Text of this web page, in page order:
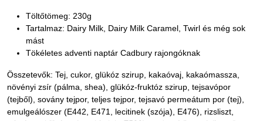
Töltőtömeg: 230g
Tartalmaz: Dairy Milk, Dairy Milk Caramel, Twirl és még sok
mást
Tökéletes adventi naptár Cadbury rajongóknak
Összetevők: Tej, cukor, glükóz szirup, kakaóvaj, kakaómassza,
növényi zsír (pálma, shea), glükóz-fruktóz szirup, tejsavópor
(tejből), sovány tejpor, teljes tejpor, tejsavó permeátum por (tej),
emulgeálószer (E442, E471, lecitinek (szója), E476), rizsliszt,